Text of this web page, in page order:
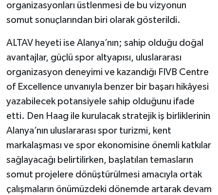
organizasyonları üstlenmesi de bu vizyonun
somut sonuçlarından biri olarak gösterildi.
ALTAV heyeti ise Alanya’nın; sahip olduğu doğal
avantajlar, güçlü spor altyapısı, uluslararası
organizasyon deneyimi ve kazandığı FIVB Centre
of Excellence unvanıyla benzer bir başarı hikâyesi
yazabilecek potansiyele sahip olduğunu ifade
etti. Den Haag ile kurulacak stratejik iş birliklerinin
Alanya’nın uluslararası spor turizmi, kent
markalaşması ve spor ekonomisine önemli katkılar
sağlayacağı belirtilirken, başlatılan temasların
somut projelere dönüştürülmesi amacıyla ortak
çalışmaların önümüzdeki dönemde artarak devam